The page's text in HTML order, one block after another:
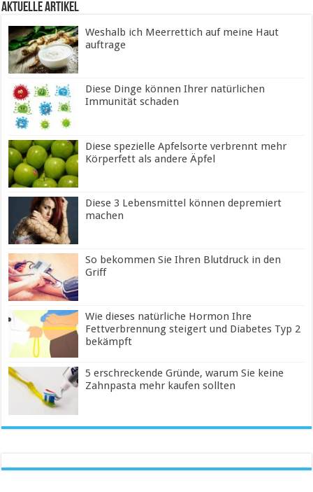
Aktuelle Artikel
Weshalb ich Meerrettich auf meine Haut
auftrage
Diese Dinge können Ihrer natürlichen
Immunität schaden
Diese spezielle Apfelsorte verbrennt mehr
Körperfett als andere Äpfel
Diese 3 Lebensmittel können depremiert
machen
So bekommen Sie Ihren Blutdruck in den
Griff
Wie dieses natürliche Hormon Ihre
Fettverbrennung steigert und Diabetes Typ 2
bekämpft
5 erschreckende Gründe, warum Sie keine
Zahnpasta mehr kaufen sollten